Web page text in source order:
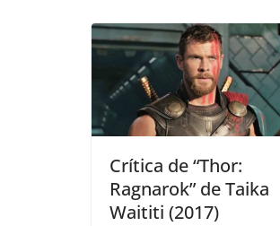
Crítica de “Thor:
Ragnarok” de Taika
Waititi (2017)